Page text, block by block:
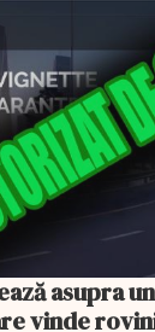
asupra
vinde